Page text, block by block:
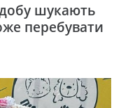
шукають
перебувати